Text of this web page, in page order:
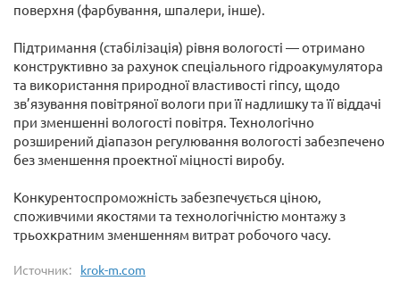
поверхня (фарбування, шпалери, інше).
Підтримання (стабілізація) рівня вологості — отримано
конструктивно за рахунок спеціального гідроакумулятора
та використання природної властивості гіпсу, щодо
зв’язування повітряної вологи при її надлишку та її віддачі
при зменшенні вологості повітря. Технологічно
розширений діапазон регулювання вологості забезпечено
без зменшення проектної міцності виробу.
Конкурентоспроможність забезпечується ціною,
споживчими якостями та технологічністю монтажу з
трьохкратним зменшенням витрат робочого часу.
Источник: krok-m.com